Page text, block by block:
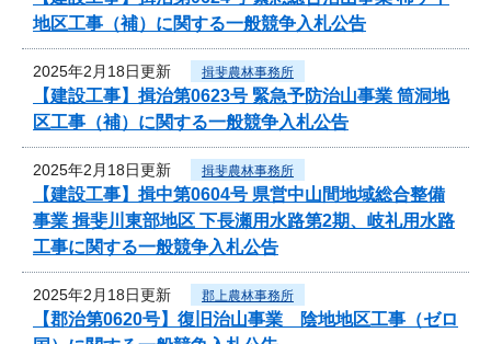
地区工事（補）に関する一般競争入札公告
2025年2月18日更新 揖斐農林事務所
【建設工事】揖治第0623号 緊急予防治山事業 筒洞地
区工事（補）に関する一般競争入札公告
2025年2月18日更新 揖斐農林事務所
【建設工事】揖中第0604号 県営中山間地域総合整備
事業 揖斐川東部地区 下長瀬用水路第2期、岐礼用水路
工事に関する一般競争入札公告
2025年2月18日更新 郡上農林事務所
【郡治第0620号】復旧治山事業 陰地地区工事（ゼロ